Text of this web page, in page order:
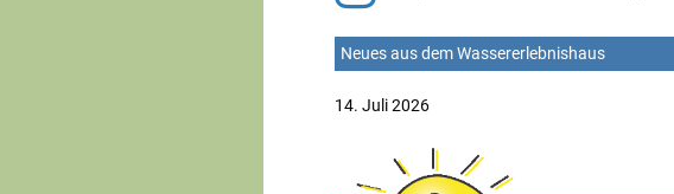
Neues aus dem Wassererlebnishaus
14. Juli 2026